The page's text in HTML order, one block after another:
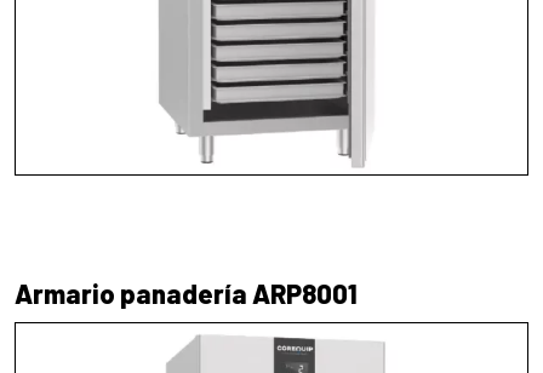
Armario panadería ARP8001